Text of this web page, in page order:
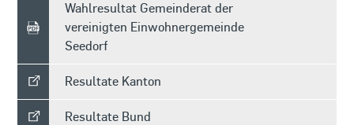
Wahlresultat Gemeinderat der
vereinigten Einwohnergemeinde
Seedorf
Resultate Kanton
Resultate Bund